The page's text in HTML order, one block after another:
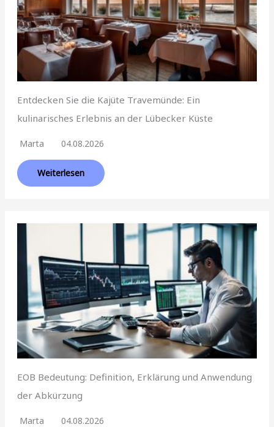
Entdecken Sie die Kajüte Travemünde: Ein
kulinarisches Erlebnis an der Lübecker Küste
Marta 04.08.2026
Weiterlesen
EOB Bedeutung: Definition, Erklärung und Anwendung
der Abkürzung
Marta 04.08.2026